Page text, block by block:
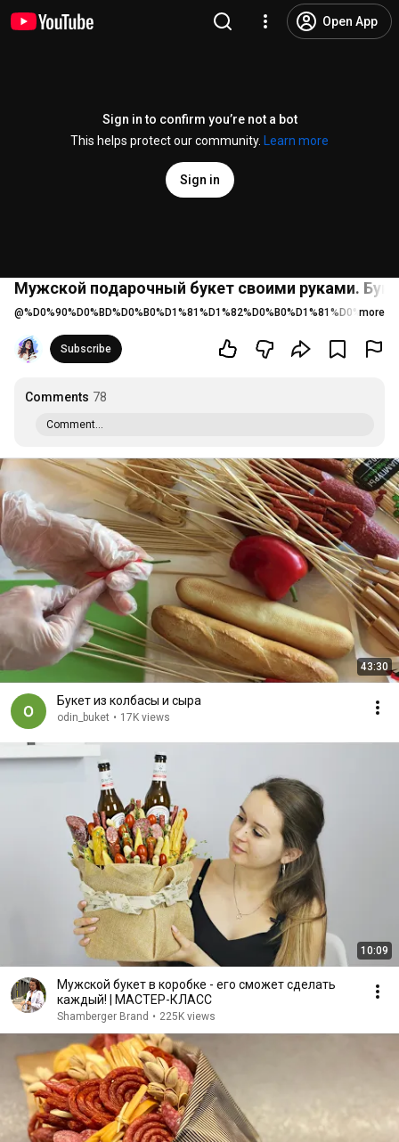
Open App
Sign in to confirm you’re not a bot
This helps protect our community.
Learn more
Sign in
Мужской подарочный букет своими руками.
@ more
Subscribe
Comments 78
Comment...
43:30
Букет из колбасы и сыра
odin_buket • 17K views
10:09
Мужской букет в коробке - его сможет сделать
каждый! | МАСТЕР-КЛАСС
Shamberger Brand • 225K views